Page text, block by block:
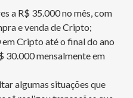
a R$ 35.000 no mês, com
e venda de Cripto;
Cripto até o final do ano
30.000 mensalmente em
algumas situações que